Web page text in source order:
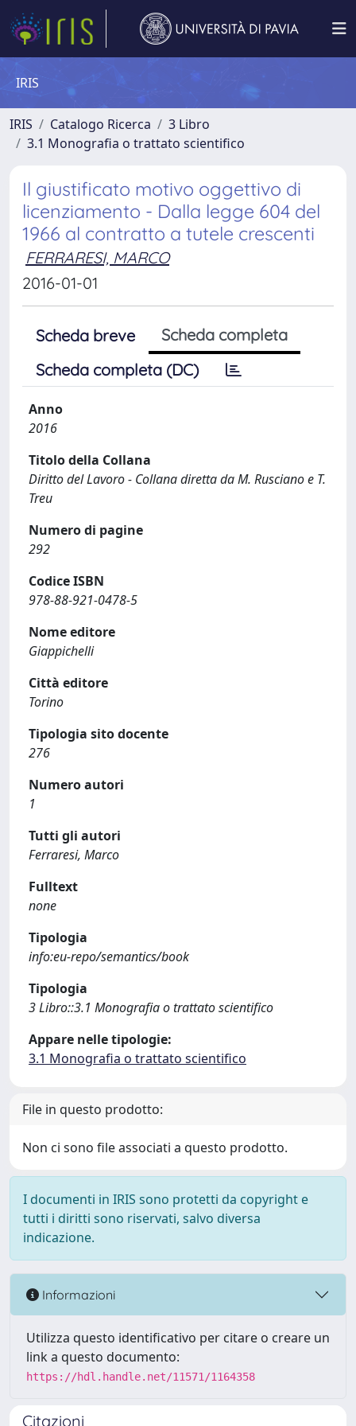
IRIS
IRIS Catalogo Ricerca
3 Libro
3.1 Monografia o trattato scientifico
Il giustificato motivo oggettivo di
licenziamento - Dalla legge 604 del
1966 al contratto a tutele crescenti
FERRARESI, MARCO
2016-01-01
Scheda breve
Scheda completa
Scheda completa (DC)
Anno
2016
Titolo della Collana
Diritto del Lavoro - Collana diretta da M. Rusciano e T.
Treu
Numero di pagine
292
Codice ISBN
978-88-921-0478-5
Nome editore
Giappichelli
Città editore
Torino
Tipologia sito docente
276
Numero autori
1
Tutti gli autori
Ferraresi, Marco
Fulltext
none
Tipologia
info:eu-repo/semantics/book
Tipologia
3 Libro::3.1 Monografia o trattato scientifico
Appare nelle tipologie:
3.1 Monografia o trattato scientifico
File in questo prodotto:
Non ci sono file associati a questo prodotto.
I documenti in IRIS sono protetti da copyright e
tutti i diritti sono riservati, salvo diversa
indicazione.
Informazioni
Utilizza questo identificativo per citare o creare un
link a questo documento:
https://hdl.handle.net/11571/1164358
Citazioni